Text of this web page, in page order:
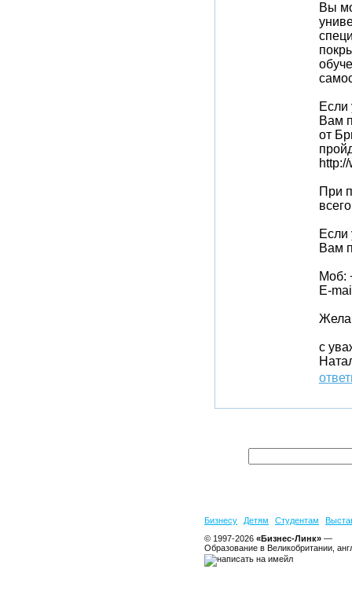
Вы
Если
Вам
от
При
Если
Вам
Моб:
E-
с
Бизнесу Детям Студентам
© 1997-2026 «Бизнес-Линк» —
Образование в Великобритании,